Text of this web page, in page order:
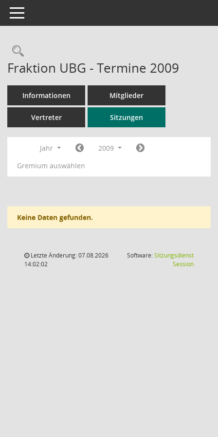
Toggle navigation
Rechercheauswahl
Fraktion UBG - Termine 2009
Informationen Mitglieder
Vertreter Sitzungen
Jahr
2009
Gremium auswählen
Keine Daten gefunden.
Letzte Änderung: 07.08.2026
14:02:02
Software:Sitzungsdienst
Session(Wird in